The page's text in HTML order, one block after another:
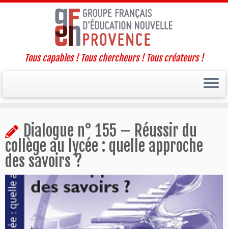
au
contenu
Tous capables ! Tous chercheurs ! Tous créateurs !
Dialogue n° 155 – Réussir du
collège au lycée : quelle approche
des savoirs ?